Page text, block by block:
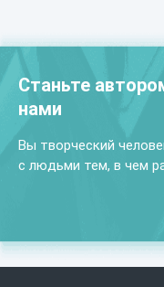
Станьте
нами
Вы творческий
с людьми тем, в чем